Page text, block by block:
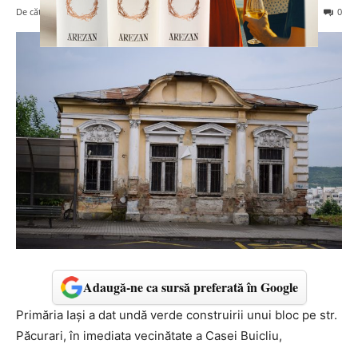
De către Eva MIRON 7 mai 2024 0
Adaugă-ne ca sursă preferată în Google
Primăria Iași a dat undă verde construirii unui bloc pe str.
Păcurari, în imediata vecinătate a Casei Buicliu,